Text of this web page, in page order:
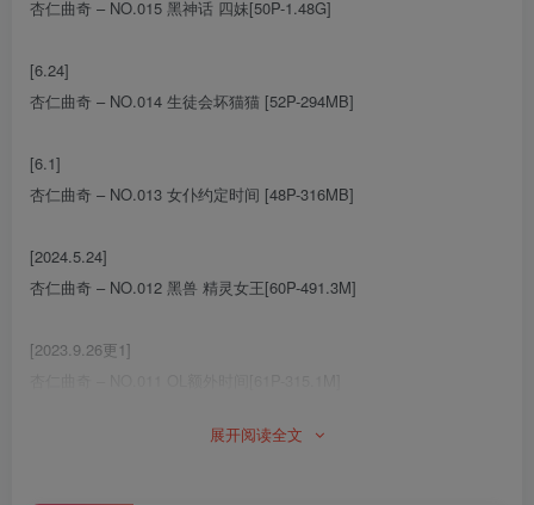
杏仁曲奇 – NO.015 黑神话 四妹[50P-1.48G]
[6.24]
杏仁曲奇 – NO.014 生徒会坏猫猫 [52P-294MB]
[6.1]
杏仁曲奇 – NO.013 女仆约定时间 [48P-316MB]
[2024.5.24]
杏仁曲奇 – NO.012 黑兽 精灵女王[60P-491.3M]
[2023.9.26更1]
展开阅读全文